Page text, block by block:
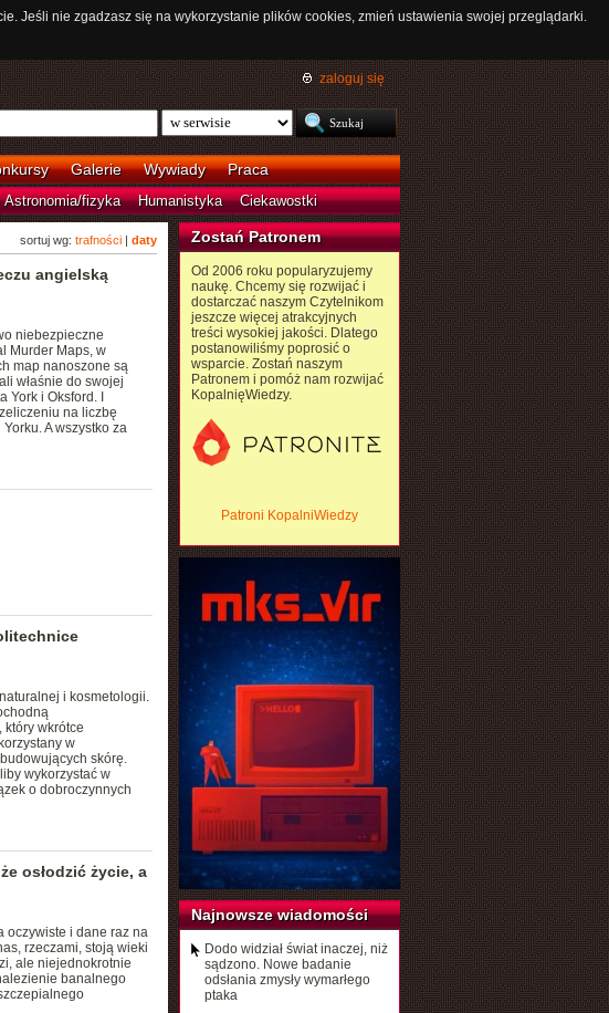
Jeśli nie zgadzasz się na wykorzystanie plików cookies, zmień ustawienia swojej przeglądarki.
zaloguj się
Galerie Wywiady Praca
Astronomia/fizyka Humanistyka Ciekawostki
sortuj wg: trafności| daty
angielską
niebezpieczne
Murder Maps, w
map nanoszone są
właśnie do swojej
i Oksford. I
na liczbę
A wszystko za
i kosmetologii.
który wkrótce
w
skórę.
wykorzystać w
o dobroczynnych
osłodzić życie, a
oczywiste i dane raz na
rzeczami, stoją wieki
ale niejednokrotnie
banalnego
Zostań Patronem
Od 2006 roku popularyzujemy
naukę. Chcemy się rozwijać i
dostarczać naszym Czytelnikom
jeszcze więcej atrakcyjnych
treści wysokiej jakości. Dlatego
postanowiliśmy poprosić o
wsparcie. Zostań naszym
Patronem i pomóż nam rozwijać
KopalnięWiedzy.
Patroni KopalniWiedzy
Najnowsze wiadomości
Dodo widział świat inaczej, niż
sądzono. Nowe badanie
odsłania zmysły wymarłego
ptaka